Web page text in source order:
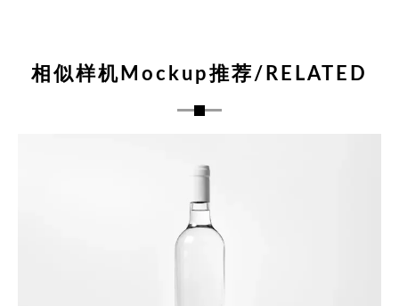
相似样机Mockup推荐/RELATED